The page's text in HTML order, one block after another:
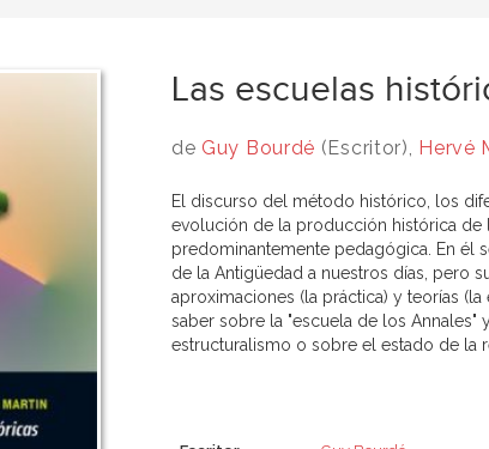
Las escuelas
de Guy Bourdé (Escritor), Hervé
El discurso del método histórico, los
evolución de la producción histórica de
predominantemente pedagógica. En él
de la Antigüedad a nuestros días, pero
aproximaciones (la práctica) y teorías
saber sobre la "escuela de los Annales"
estructuralismo o sobre el estado de la